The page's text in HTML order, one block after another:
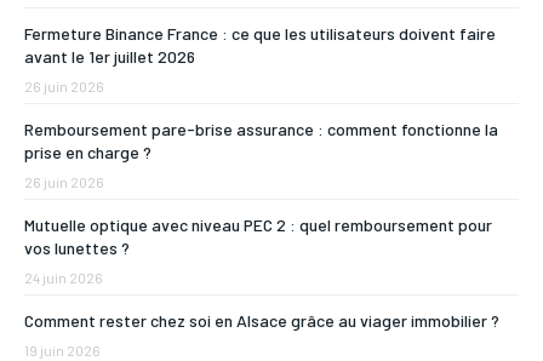
Fermeture Binance France : ce que les utilisateurs doivent faire
avant le 1er juillet 2026
26 juin 2026
Remboursement pare-brise assurance : comment fonctionne la
prise en charge ?
26 juin 2026
Mutuelle optique avec niveau PEC 2 : quel remboursement pour
vos lunettes ?
24 juin 2026
Comment rester chez soi en Alsace grâce au viager immobilier ?
19 juin 2026